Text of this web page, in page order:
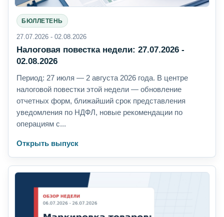
БЮЛЛЕТЕНЬ
27.07.2026 - 02.08.2026
Налоговая повестка недели: 27.07.2026 -
02.08.2026
Период: 27 июля — 2 августа 2026 года. В центре
налоговой повестки этой недели — обновление
отчетных форм, ближайший срок представления
уведомления по НДФЛ, новые рекомендации по
операциям с...
Открыть выпуск